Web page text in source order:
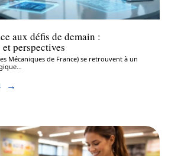
aux défis de demain :
perspectives
Mécaniques de France) se retrouvent à un